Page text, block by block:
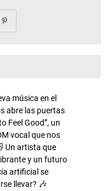
música en el
abre las puertas
Feel Good”, un
vocal que nos
Un artista que
y un futuro
artificial se
llevar? 🎶